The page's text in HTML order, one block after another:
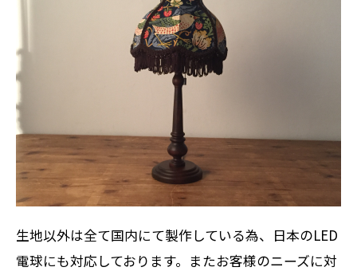
生地以外は全て国内にて製作している為、日本のLED
電球にも対応しております。またお客様のニーズに対